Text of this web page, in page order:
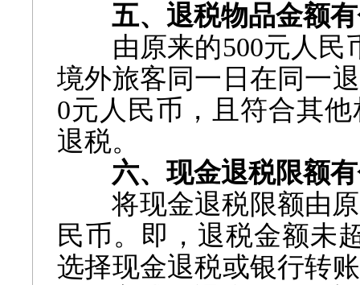
五、退税物品金额
由原来的500元人民
境外旅客同一日在同一
0元人民币，且符合其
退税。
六、现金退税限额
将现金退税限额由
民币。即，退税金额未
选择现金退税或银行转